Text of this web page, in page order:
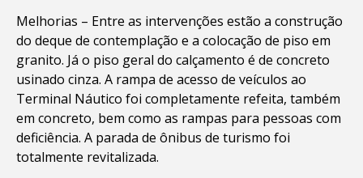
Melhorias – Entre as intervenções estão a construção
do deque de contemplação e a colocação de piso em
granito. Já o piso geral do calçamento é de concreto
usinado cinza. A rampa de acesso de veículos ao
Terminal Náutico foi completamente refeita, também
em concreto, bem como as rampas para pessoas com
deficiência. A parada de ônibus de turismo foi
totalmente revitalizada.